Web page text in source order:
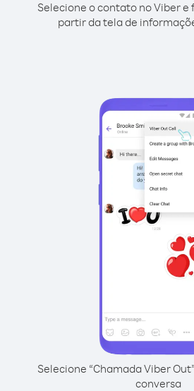
Selecione o contato no Viber e
partir da tela de
Selecione “Chamada Viber
conversa